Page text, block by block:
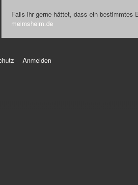
Falls ihr gerne hättet, dass ein
meimsheim.de
Anmelden